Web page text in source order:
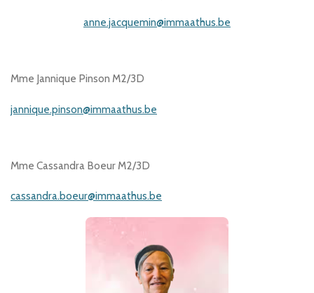
anne.jacquemin@immaathus.be
Mme Jannique Pinson M2/3D
jannique.pinson@immaathus.be
Mme Cassandra Boeur M2/3D
cassandra.boeur@immaathus.be